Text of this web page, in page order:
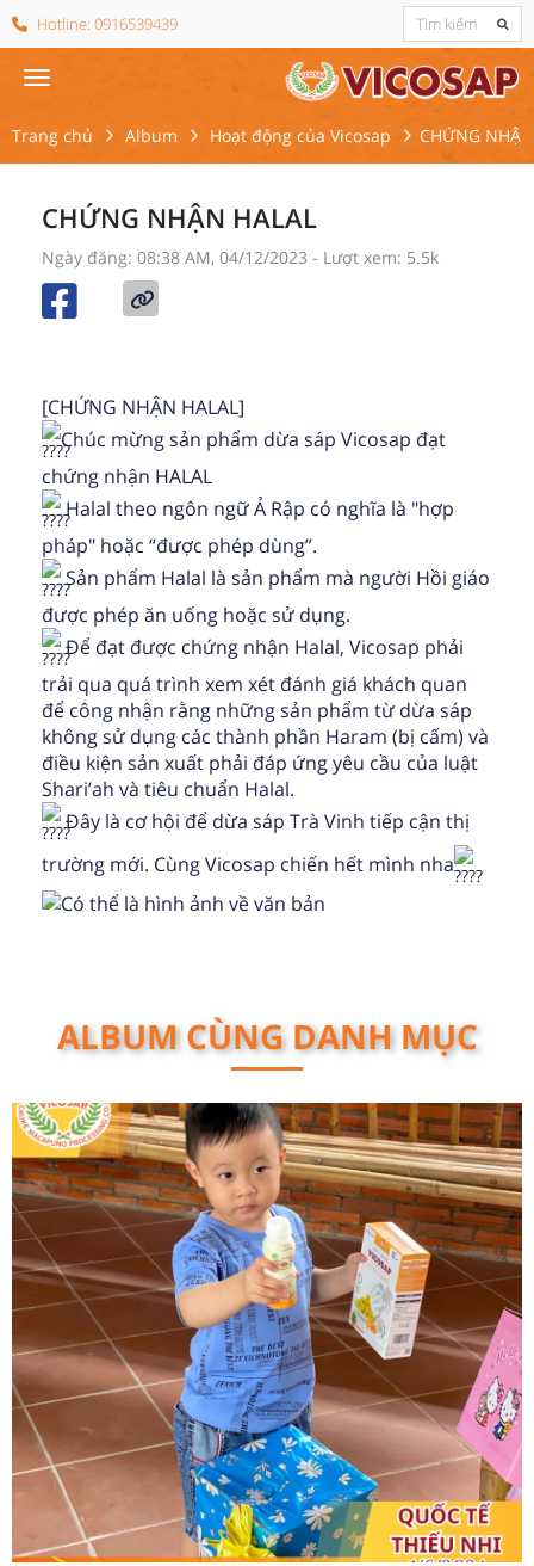
Hotline: 0916539439
Trang chủ Album Hoạt động của Vicosap CHỨNG
CHỨNG NHẬN HALAL
Ngày đăng: 08:38 AM, 04/12/2023 - Lượt xem: 5.5k
[CHỨNG NHẬN HALAL]
Chúc mừng sản phẩm dừa sáp Vicosap đạt
chứng nhận HALAL
Halal theo ngôn ngữ Ả Rập có nghĩa là "hợp
pháp" hoặc “được phép dùng”.
Sản phẩm Halal là sản phẩm mà người Hồi giáo
được phép ăn uống hoặc sử dụng.
Để đạt được chứng nhận Halal, Vicosap phải
trải qua quá trình xem xét đánh giá khách quan
để công nhận rằng những sản phẩm từ dừa sáp
không sử dụng các thành phần Haram (bị cấm) và
điều kiện sản xuất phải đáp ứng yêu cầu của luật
Shari’ah và tiêu chuẩn Halal.
Đây là cơ hội để dừa sáp Trà Vinh tiếp cận thị
trường mới. Cùng Vicosap chiến hết mình nha
ALBUM CÙNG DANH MỤC